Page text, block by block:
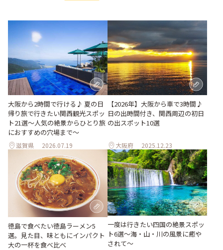
大阪から2時間で行ける♪ 夏の日
帰り旅で行きたい関西観光スポッ
ト21選～人気の絶景からひとり旅
におすすめの穴場まで～
滋賀県 2026.07.19
【2026年】大阪から車で3時間♪
日の出時間付き、関西周辺の初日
の出スポット10選
大阪府 2025.12.23
徳島で食べたい徳島ラーメン5
選。見た目、味ともにインパクト
大の一杯を食べ比べ
一度は行きたい四国の絶景スポッ
ト6選〜海・山・川の風景に癒や
されて〜